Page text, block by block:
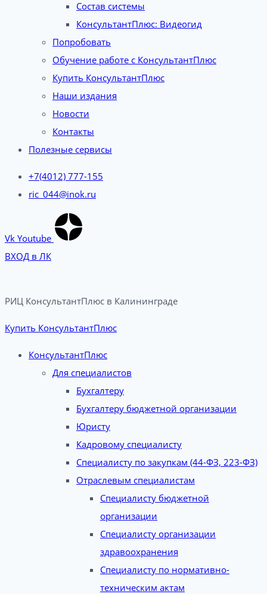
Состав системы
КонсультантПлюс: Видеогид
Попробовать
Обучение работе с КонсультантПлюс
Купить КонсультантПлюс
Наши издания
Новости
Контакты
Полезные сервисы
+7(4012) 777-155
ric_044@inok.ru
Vk Youtube
ВХОД в ЛК
РИЦ КонсультантПлюс в Калининграде​
Купить КонсультантПлюс
КонсультантПлюс
Для специалистов
Бухгалтеру
Бухгалтеру бюджетной организации
Юристу
Кадровому специалисту
Специалисту по закупкам (44-ФЗ, 223-ФЗ)
Отраслевым специалистам
Специалисту бюджетной
организации
Специалисту организации
здравоохранения
Специалисту по нормативно-
техническим актам